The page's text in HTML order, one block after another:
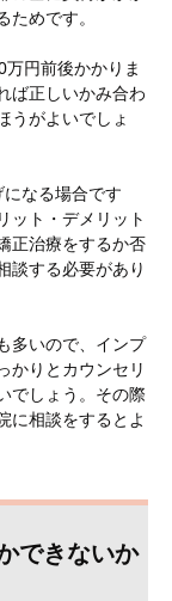
ためです。
万円前後かかりま
ば正しいかみ合わ
うがよいでしょ
なる場合です
ット・デメリット
正治療をするか否
談する必要があり
多いので、インプ
かりとカウンセリ
でしょう。その際
に相談をするとよ
できないか